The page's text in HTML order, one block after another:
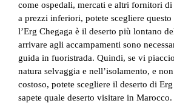
come ospedali, mercati e altri fornitori di
a prezzi inferiori, potete scegliere questo
l’Erg Chegaga è il deserto più lontano
arrivare agli accampamenti sono
guida in fuoristrada. Quindi, se vi
natura selvaggia e nell’isolamento, e
costoso, potete scegliere il deserto di
sapete quale deserto visitare in Marocco.